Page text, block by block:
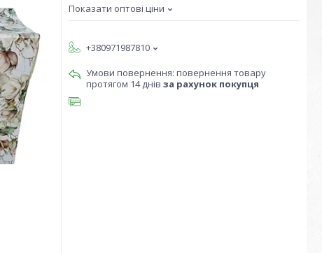
Показати оптові ціни
+380971987810
повернення товару
протягом 14 днів за рахунок покупця